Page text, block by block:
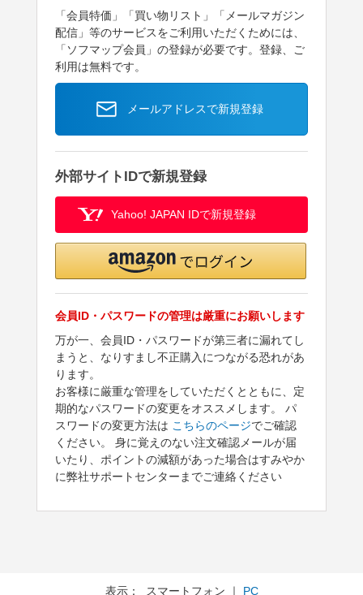
「会員特価」「買い物リスト」「メールマガジン
配信」等のサービスをご利用いただくためには、
「ソフマップ会員」の登録が必要です。登録、ご
利用は無料です。
メールアドレスで新規登録
外部サイトIDで新規登録
Yahoo! JAPAN IDで新規登録
会員ID・パスワードの管理は厳重にお願いします
万が一、会員ID・パスワードが第三者に漏れてし
まうと、なりすまし不正購入につながる恐れがあ
ります。
お客様に厳重な管理をしていただくとともに、定
期的なパスワードの変更をオススメします。 パ
スワードの変更方法は こちらのページでご確認
ください。 身に覚えのない注文確認メールが届
いたり、ポイントの減額があった場合はすみやか
に弊社サポートセンターまでご連絡ください
表示： スマートフォン ｜ PC